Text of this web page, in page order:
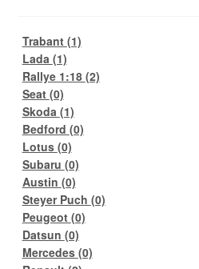
Trabant (1)
Lada (1)
Rallye 1:18 (2)
Seat (0)
Skoda (1)
Bedford (0)
Lotus (0)
Subaru (0)
Austin (0)
Steyer Puch (0)
Peugeot (0)
Datsun (0)
Mercedes (0)